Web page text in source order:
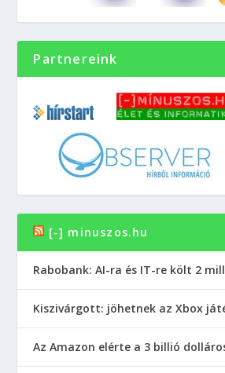
Partnereink
[-] minuszos.hu
Rabobank: AI-ra és IT-re költ 2
Kiszivárgott: jöhetnek az Xbox
Az Amazon elérte a 3 billió